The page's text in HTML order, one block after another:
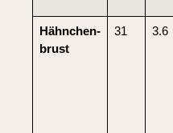
Hähnchen­
brust
31 3.6